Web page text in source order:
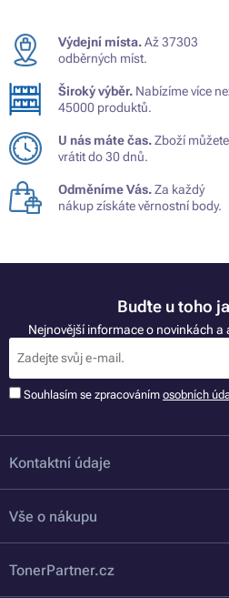
Výdejní místa.Až 37303
odběrných míst.
Široký výběr. Nabízíme více
45000 produktů.
U nás máte čas.Zboží můžete
vrátit do 30 dnů.
Odměníme Vás.Za každý
nákup získáte věrnostní body.
Buďte u toho
Nejnovější informace o novinkách
Souhlasím se zpracováním osobních
Kontaktní údaje
Vše o nákupu
TonerPartner.cz